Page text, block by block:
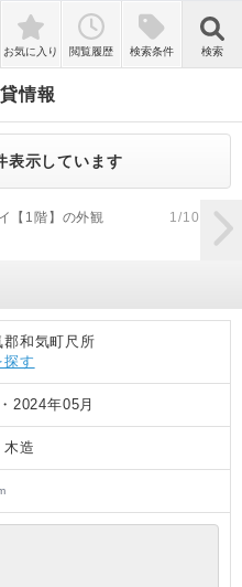
検索
お気に入り 閲覧履歴 検索条件 検索
情報
表示しています
zoom_in
【1階】の外観 1/10
郡和気町尺所
探す
・ 2024年05月
木造